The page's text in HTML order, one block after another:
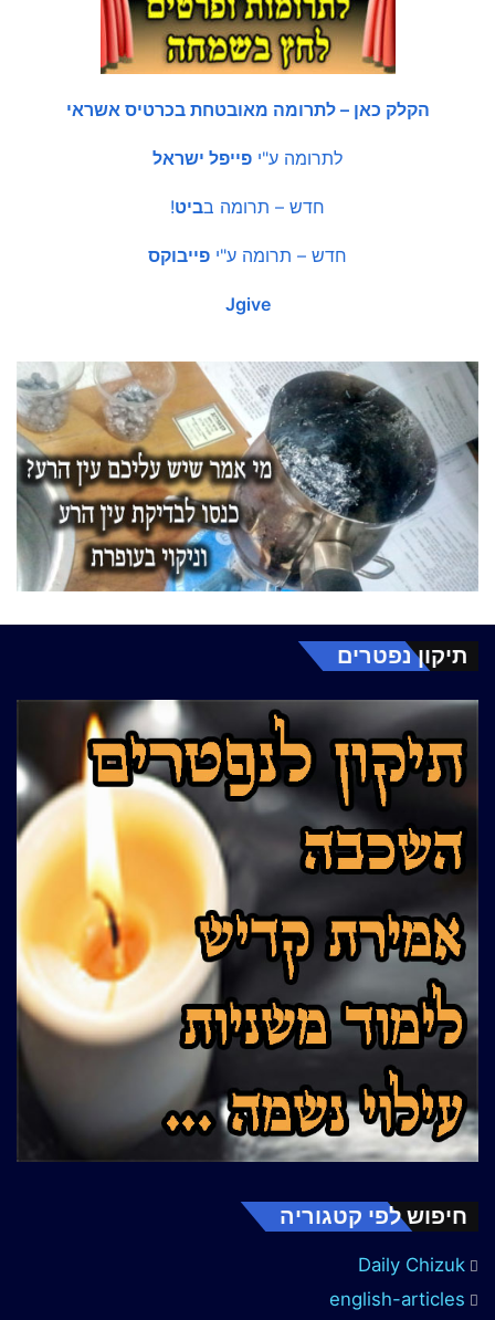
הקלק כאן – לתרומה מאובטחת בכרטיס אשראי
לתרומה ע"י פייפל ישראל
חדש – תרומה בביט!
חדש – תרומה ע"י פייבוקס
Jgive
תיקון נפטרים
חיפוש לפי קטגוריה
Daily Chizuk
english-articles